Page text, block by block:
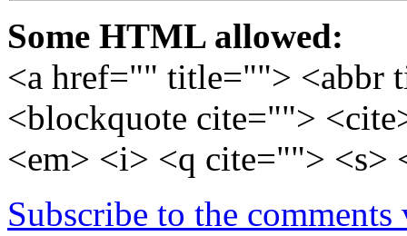
Some HTML allowed:
<a href="" title=""> <abbr
<blockquote cite="">
<em> <i> <q cite=""> <s>
Subscribe to the comments